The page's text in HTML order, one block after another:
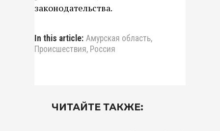
законодательства.
In this article: Амурская область,
Происшествия, Россия
ЧИТАЙТЕ ТАКЖЕ: